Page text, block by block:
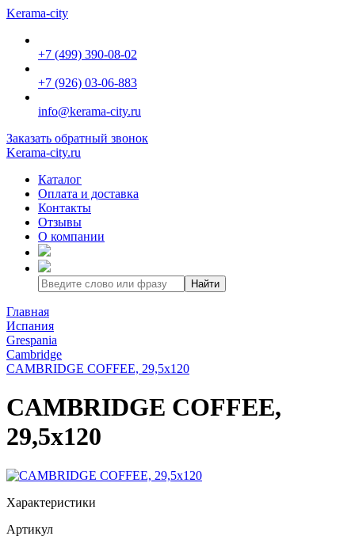
Kerama-city
+7 (499) 390-08-02
+7 (926) 03-06-883
info@kerama-city.ru
Заказать обратный звонок
Kerama-city.ru
Каталог
Оплата и доставка
Контакты
Отзывы
О компании
Найти
Главная
Испания
Grespania
Cambridge
CAMBRIDGE COFFEE, 29,5x120
CAMBRIDGE COFFEE,
29,5x120
Характеристики
Артикул